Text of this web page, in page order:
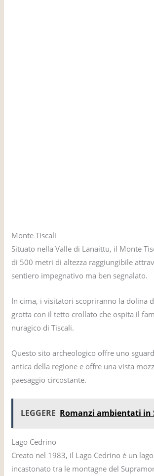
Monte Tiscali
Situato nella Valle di Lanaittu, il Monte
di 500 metri di altezza raggiungibile
sentiero impegnativo ma ben segnalato.
In cima, i visitatori scopriranno la dolina
grotta con il tetto crollato che ospita il
nuragico di Tiscali.
Questo sito archeologico offre uno
antica della regione e offre una vista
paesaggio circostante.
LEGGERE Romanzi ambientati in
Lago Cedrino
Creato nel 1983, il Lago Cedrino è un
incastonato tra le montagne del